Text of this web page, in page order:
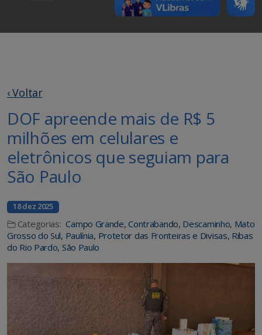
‹ Voltar
DOF apreende mais de R$ 5
milhões em celulares e
eletrônicos que seguiam para
São Paulo
18 dez 2025
Categorias: Campo Grande, Contrabando, Descaminho, Mato
Grosso do Sul, Paulínia, Protetor das Fronteiras e Divisas, Ribas
do Rio Pardo, São Paulo